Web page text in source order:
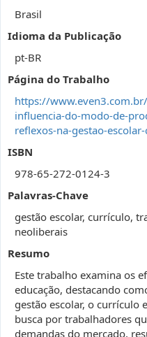
Brasil
Idioma da Publicação
pt-BR
Página do Trabalho
https://
influencia-do-modo-de-
reflexos-na-gestao-
ISBN
978-65-272-0124-3
Palavras-Chave
gestão escolar, currículo,
neoliberais
Resumo
Este trabalho examina os
educação, destacando
gestão escolar, o currículo
busca por trabalhadores
demandas do mercado,